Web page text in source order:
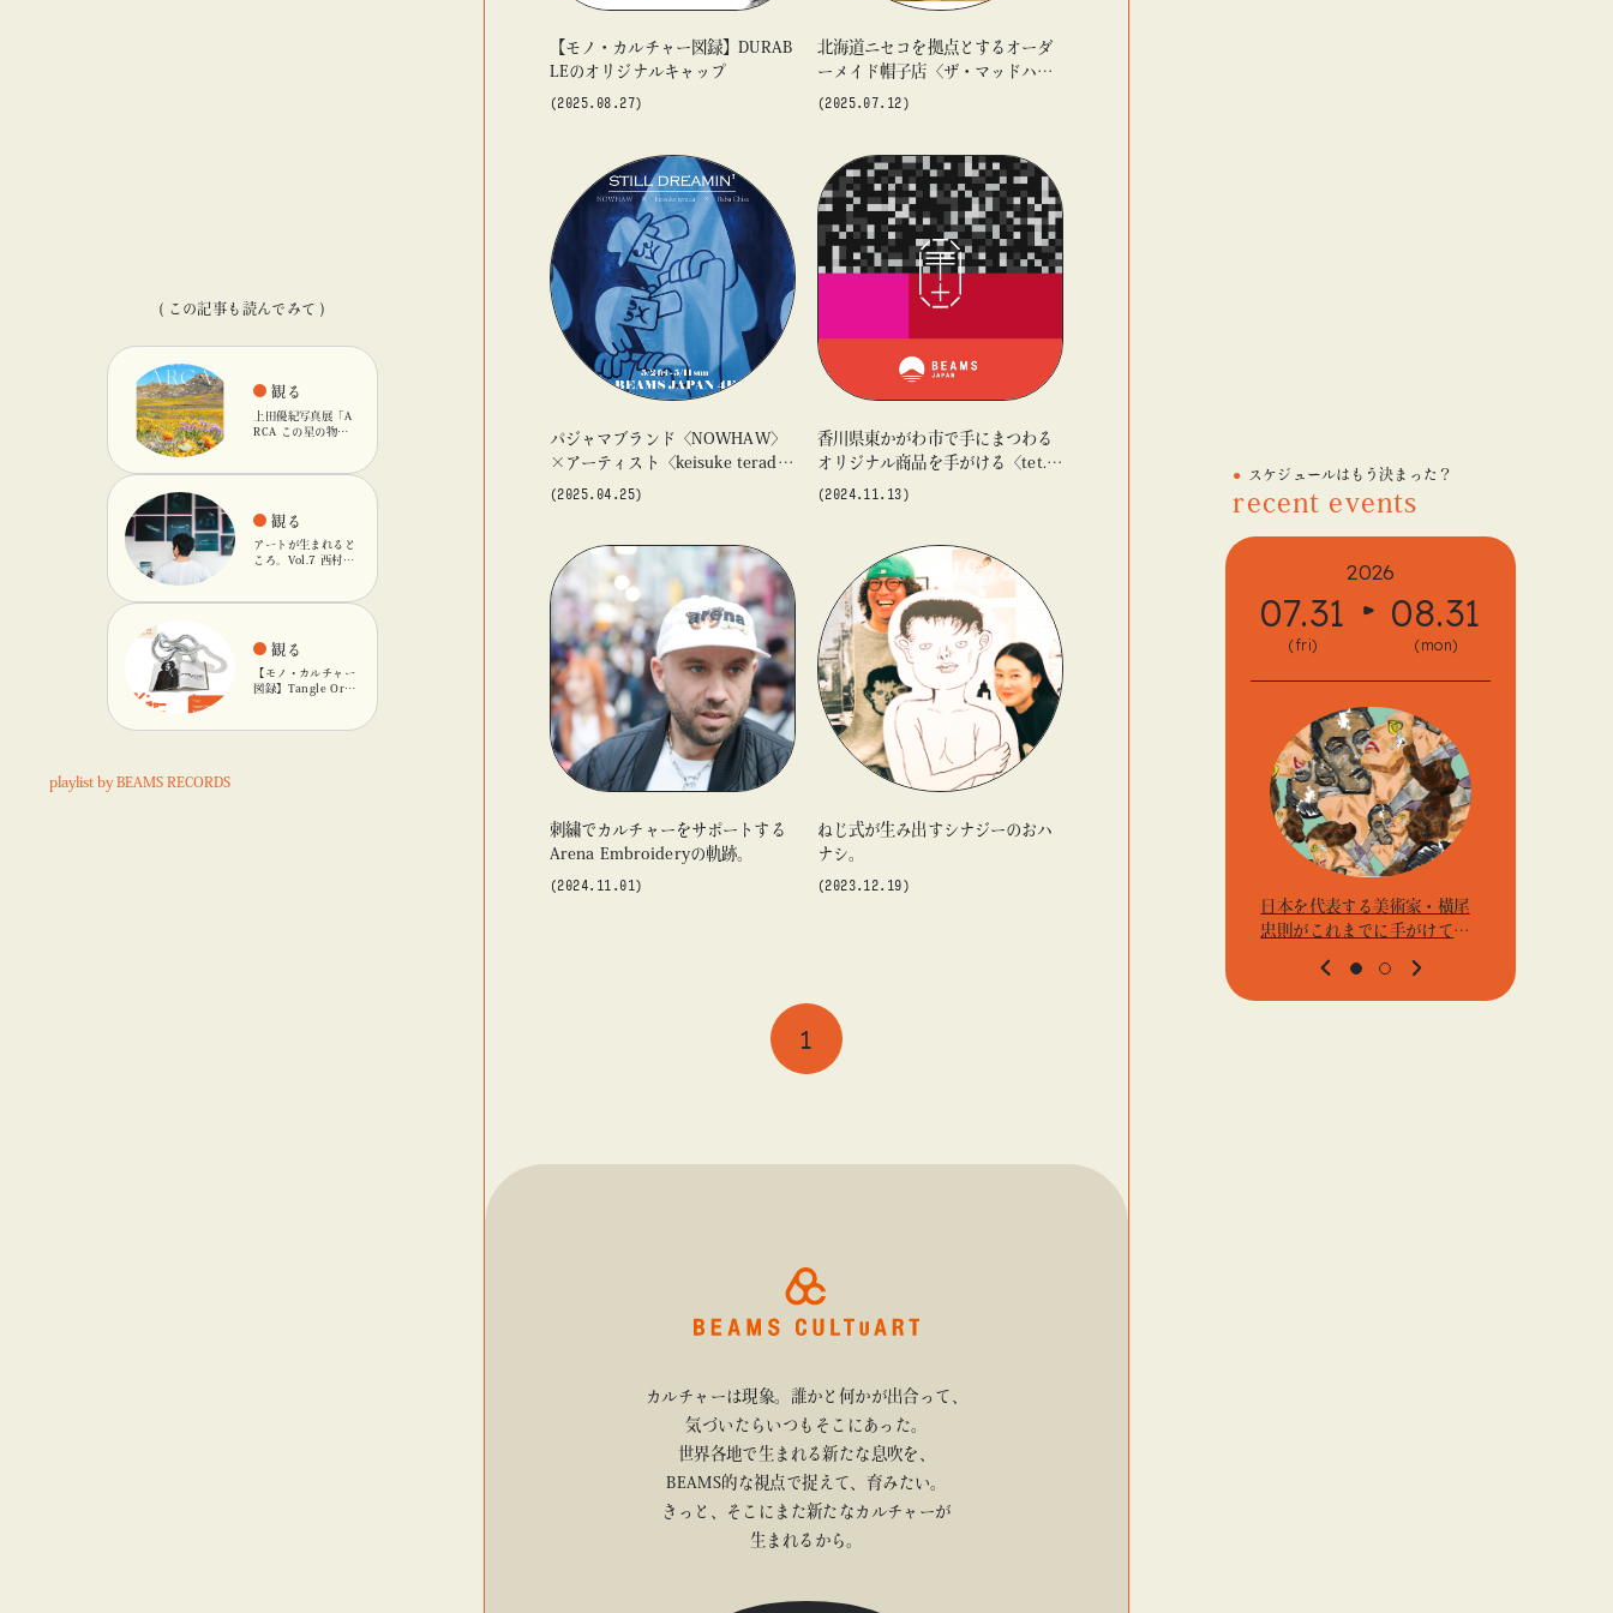
( この記事も読んでみて )
観る
上田優紀写真展「A
RCA この星の物
輪」で開催
観る
アートが生まれると
ころ。Vol.7 西村友
観る
【モノ・カルチャー
図録】Tangle Orig
playlist by BEAMS RECORDS
スケジュールはもう決まった？
recent events
2026
07.31
(fri)
08.31
(mon)
日本を代表する美術家・横尾
忠則がこれまでに手がけてき
た展示を〈B GALLERY〉にて
開催
【モノ・カルチャー図録】DURAB
LEのオリジナルキャップ
(2025.08.27)
北海道ニセコを拠点とするオーダ
ーメイド帽子店〈ザ・マッドハッ
ター・ニセコ〉の即売&受注会を
(2025.07.12)
パジャマブランド〈NOWHAW〉
×アーティスト〈keisuke terad
a〉×刺繍作家〈Baba Chisa〉コ
ス ジャパン（新宿）」4階で開催
(2025.04.25)
香川県東かがわ市で手にまつわる
オリジナル商品を手がける〈tet.〉
のポップアップイベント開催
(2024.11.13)
刺繍でカルチャーをサポートする
Arena Embroideryの軌跡。
(2024.11.01)
ねじ式が生み出すシナジーのおハ
ナシ。
(2023.12.19)
1
カルチャーは現象。誰かと何かが出合って、
気づいたらいつもそこにあった。
世界各地で生まれる新たな息吹を、
BEAMS的な視点で捉えて、育みたい。
きっと、そこにまた新たなカルチャーが
生まれるから。